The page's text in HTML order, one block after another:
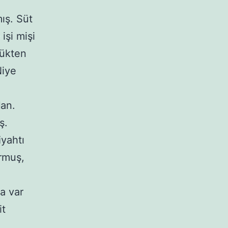
Süt
mişi
var